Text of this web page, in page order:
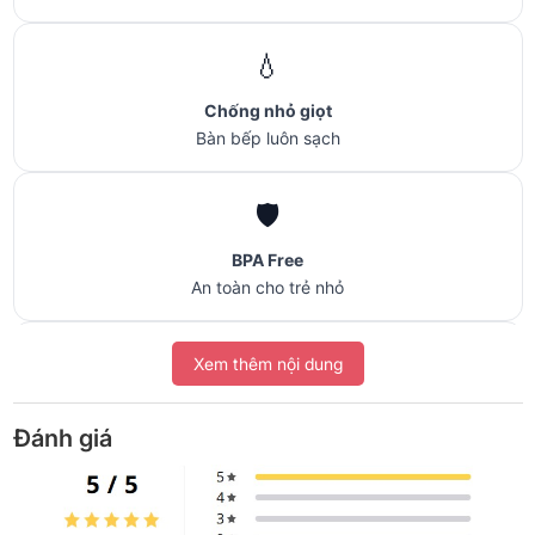
💧
Chống nhỏ giọt
Bàn bếp luôn sạch
🛡️
BPA Free
An toàn cho trẻ nhỏ
🚚
Giao 4H Hà Nội
CJ305WH là bản trắng nhẹ nhàng của Braun, hợp tủ bếp tone
Xem thêm nội dung
Đánh giá